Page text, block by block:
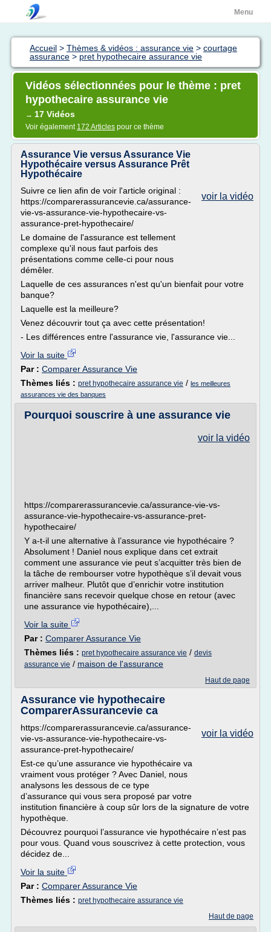
Menu
Accueil > Thèmes & vidéos : assurance vie > courtage
assurance > pret hypothecaire assurance vie
Vidéos sélectionnées pour le thème : pret
hypothecaire assurance vie
→ 17 Vidéos
Voir également 172 Articles pour ce thème
Assurance Vie versus Assurance Vie
Hypothécaire versus Assurance Prêt
Hypothécaire
voir la vidéo
Suivre ce lien afin de voir l'article original :
https://comparerassurancevie.ca/assurance-
vie-vs-assurance-vie-hypothecaire-vs-
assurance-pret-hypothecaire/
Le domaine de l'assurance est tellement
complexe qu'il nous faut parfois des
présentations comme celle-ci pour nous
démêler.
Laquelle de ces assurances n'est qu'un bienfait pour votre
banque?
Laquelle est la meilleure?
Venez découvrir tout ça avec cette présentation!
- Les différences entre l'assurance vie, l'assurance vie...
Voir la suite
Par : Comparer Assurance Vie
Thèmes liés : pret hypothecaire assurance vie / les meilleures
assurances vie des banques
Pourquoi souscrire à une assurance vie
voir la vidéo
https://comparerassurancevie.ca/assurance-vie-vs-
assurance-vie-hypothecaire-vs-assurance-pret-
hypothecaire/
Y a-t-il une alternative à l’assurance vie hypothécaire ?
Absolument ! Daniel nous explique dans cet extrait
comment une assurance vie peut s’acquitter très bien de
la tâche de rembourser votre hypothèque s’il devait vous
arriver malheur. Plutôt que d’enrichir votre institution
financière sans recevoir quelque chose en retour (avec
une assurance vie hypothécaire),...
Voir la suite
Par : Comparer Assurance Vie
Thèmes liés : pret hypothecaire assurance vie / devis
assurance vie / maison de l'assurance
Haut de page
Assurance vie hypothecaire
ComparerAssurancevie ca
voir la vidéo
https://comparerassurancevie.ca/assurance-
vie-vs-assurance-vie-hypothecaire-vs-
assurance-pret-hypothecaire/
Est-ce qu’une assurance vie hypothécaire va
vraiment vous protéger ? Avec Daniel, nous
analysons les dessous de ce type
d’assurance qui vous sera proposé par votre
institution financière à coup sûr lors de la signature de votre
hypothèque.
Découvrez pourquoi l’assurance vie hypothécaire n’est pas
pour vous. Quand vous souscrivez à cette protection, vous
décidez de...
Voir la suite
Par : Comparer Assurance Vie
Thèmes liés : pret hypothecaire assurance vie
Haut de page